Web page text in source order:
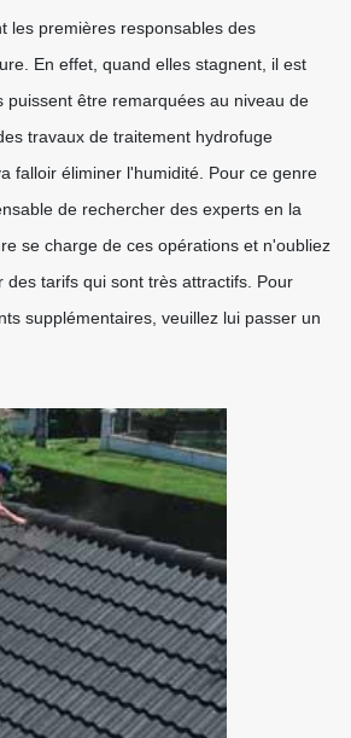
les premières responsables des
En effet, quand elles stagnent, il est
puissent être remarquées au niveau de
travaux de traitement hydrofuge
falloir éliminer l'humidité. Pour ce genre
de rechercher des experts en la
se charge de ces opérations et n'oubliez
des tarifs qui sont très attractifs. Pour
supplémentaires, veuillez lui passer un